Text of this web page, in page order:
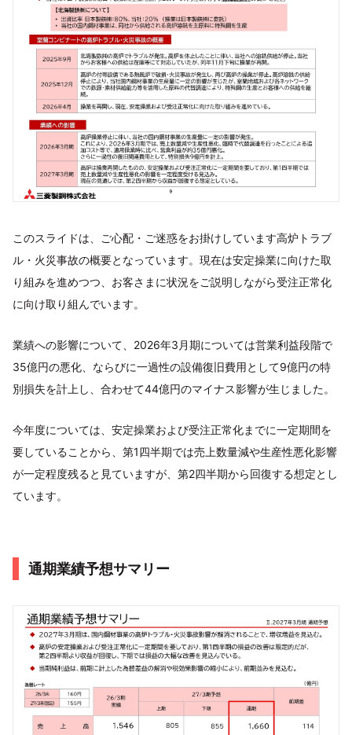
このスライドは、ご心配・ご迷惑をお掛けしています高炉トラブ
ル・火災事故の概要となっています。現在は安定操業に向けた取
り組みを進めつつ、お客さまに状況をご説明しながら受注正常化
に向け取り組んでいます。
業績への影響について、2026年3月期については営業利益段階で
35億円の悪化、ならびに一過性の設備復旧費用として9億円の特
別損失を計上し、合わせて44億円のマイナス影響が生じました。
今年度については、安定操業および受注正常化までに一定期間を
要していることから、第1四半期では売上数量減や生産性悪化影響
が一定程度残ると見ていますが、第2四半期から回復する想定とし
ています。
通期業績予想サマリー